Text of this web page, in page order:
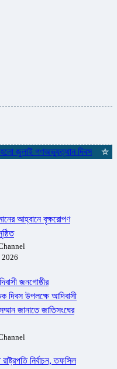
গণঅভ্যুত্থান দিবস ✮
আহ্বানে বৃক্ষরোপণ
2026
জনগোষ্ঠীর
দিবস উপলক্ষে আদিবাসী
জানাতে জাতিসংঘের
নির্বাচন, তফসিল